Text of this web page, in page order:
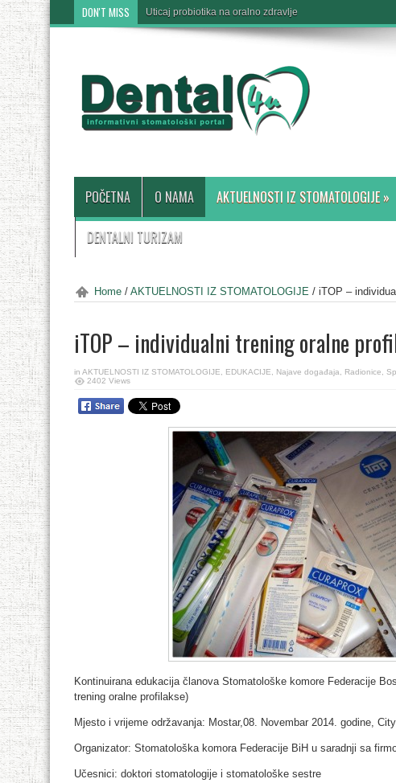
DON'T MISS Uticaj probiotika na oralno zdravlje
POČETNA O NAMA AKTUELNOSTI IZ STOMATOLOGIJE »
DENTALNI TURIZAM
Home / AKTUELNOSTI IZ STOMATOLOGIJE / iTOP –
iTOP – individualni trening oralne
in AKTUELNOSTI IZ STOMATOLOGIJE EDUKACIJE Najave događaja Radionice
2402 Views
Kontinuirana edukacija članova Stomatološke komore Federacije
trening oralne profilakse)
Mjesto i vrijeme održavanja: Mostar,08. Novembar 2014. godine,
Organizator: Stomatološka komora Federacije BiH u saradnji sa
Učesnici: doktori stomatologije i stomatološke sestre